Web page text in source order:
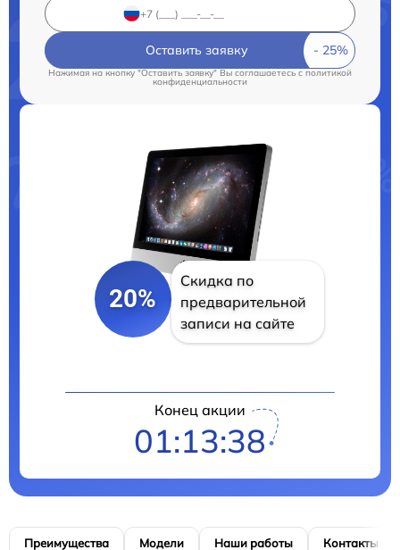
Оставить заявку
Нажимая на кнопку "Оставить заявку" Вы соглашаетесь cполитикой
конфиденциальности
20%
Скидка по
предварительной
записи на сайте
Конец акции
01:13:37
Преимущества Модели Наши работы Контакты